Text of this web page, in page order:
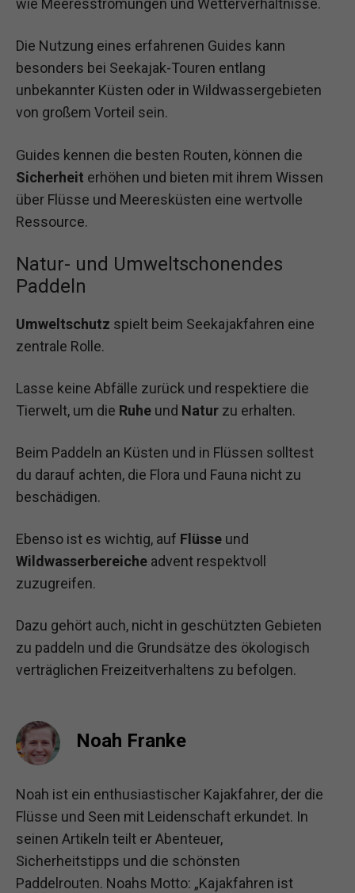
wie Meeresströmungen und Wetterverhältnisse.
Die Nutzung eines erfahrenen Guides kann
besonders bei Seekajak-Touren entlang
unbekannter Küsten oder in Wildwassergebieten
von großem Vorteil sein.
Guides kennen die besten Routen, können die
Sicherheit erhöhen und bieten mit ihrem Wissen
über Flüsse und Meeresküsten eine wertvolle
Ressource.
Natur- und Umweltschonendes
Paddeln
Umweltschutz spielt beim Seekajakfahren eine
zentrale Rolle.
Lasse keine Abfälle zurück und respektiere die
Tierwelt, um die Ruhe und Natur zu erhalten.
Beim Paddeln an Küsten und in Flüssen solltest
du darauf achten, die Flora und Fauna nicht zu
beschädigen.
Ebenso ist es wichtig, auf Flüsse und
Wildwasserbereiche advent respektvoll
zuzugreifen.
Dazu gehört auch, nicht in geschützten Gebieten
zu paddeln und die Grundsätze des ökologisch
verträglichen Freizeitverhaltens zu befolgen.
Noah Franke
Noah ist ein enthusiastischer Kajakfahrer, der die
Flüsse und Seen mit Leidenschaft erkundet. In
seinen Artikeln teilt er Abenteuer,
Sicherheitstipps und die schönsten
Paddelrouten. Noahs Motto: „Kajakfahren ist